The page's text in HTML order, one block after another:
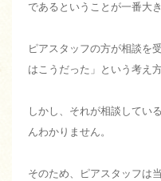
であるということが一番大
ピアスタッフの方が相談を
はこうだった」という考え
しかし、それが相談してい
んわかりません。
そのため、ピアスタッフは